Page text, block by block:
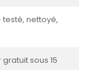
testé, nettoyé,
sous 15